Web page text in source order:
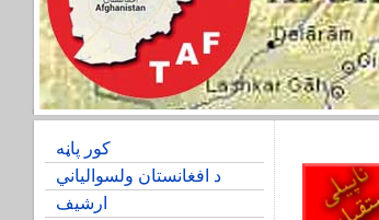
کور پاڼه
د افغانستان ولسوالیاني
ارشیف